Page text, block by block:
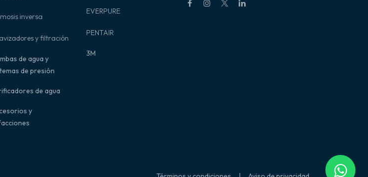
inversa
y filtración
de agua y
de presión
de agua
y
EVERPURE
PENTAIR
3M